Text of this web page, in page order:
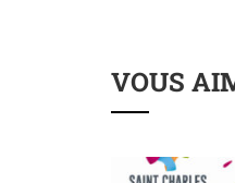
VOUS